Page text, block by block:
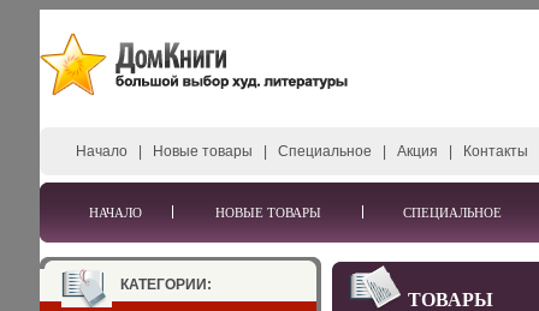
Начало Новые товары Специальное Акция Контакты
НАЧАЛО НОВЫЕ ТОВАРЫ СПЕЦИАЛЬНОЕ
КАТЕГОРИИ:
ТОВАРЫ